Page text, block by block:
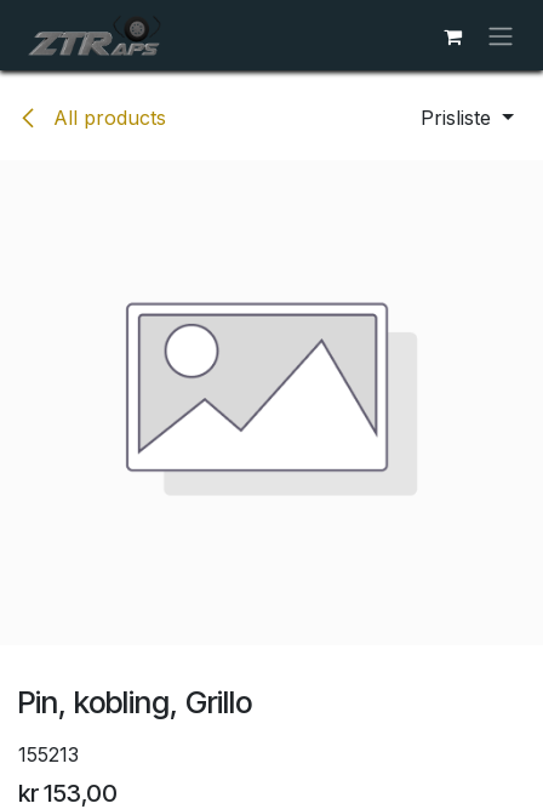
All products Prisliste
Pin, kobling, Grillo
155213
kr153,00